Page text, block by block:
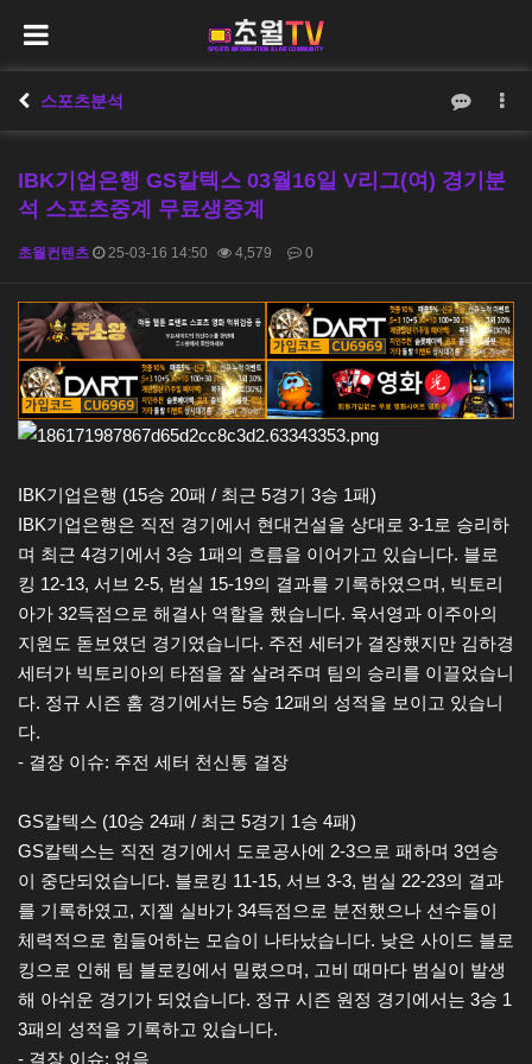
스포츠분석
IBK기업은행 GS칼텍스 03월16일 V리그(여) 경기분
석 스포츠중계 무료생중계
초월컨텐츠 25-03-16 14:50 4,579 0
본문
IBK기업은행 (15승 20패 / 최근 5경기 3승 1패)
IBK기업은행은 직전 경기에서 현대건설을 상대로 3-1로 승리하
며 최근 4경기에서 3승 1패의 흐름을 이어가고 있습니다. 블로
킹 12-13, 서브 2-5, 범실 15-19의 결과를 기록하였으며, 빅토리
아가 32득점으로 해결사 역할을 했습니다. 육서영과 이주아의
지원도 돋보였던 경기였습니다. 주전 세터가 결장했지만 김하경
세터가 빅토리아의 타점을 잘 살려주며 팀의 승리를 이끌었습니
다. 정규 시즌 홈 경기에서는 5승 12패의 성적을 보이고 있습니
다.
- 결장 이슈: 주전 세터 천신통 결장
GS칼텍스 (10승 24패 / 최근 5경기 1승 4패)
GS칼텍스는 직전 경기에서 도로공사에 2-3으로 패하며 3연승
이 중단되었습니다. 블로킹 11-15, 서브 3-3, 범실 22-23의 결과
를 기록하였고, 지젤 실바가 34득점으로 분전했으나 선수들이
체력적으로 힘들어하는 모습이 나타났습니다. 낮은 사이드 블로
킹으로 인해 팀 블로킹에서 밀렸으며, 고비 때마다 범실이 발생
해 아쉬운 경기가 되었습니다. 정규 시즌 원정 경기에서는 3승 1
3패의 성적을 기록하고 있습니다.
- 결장 이슈: 없음